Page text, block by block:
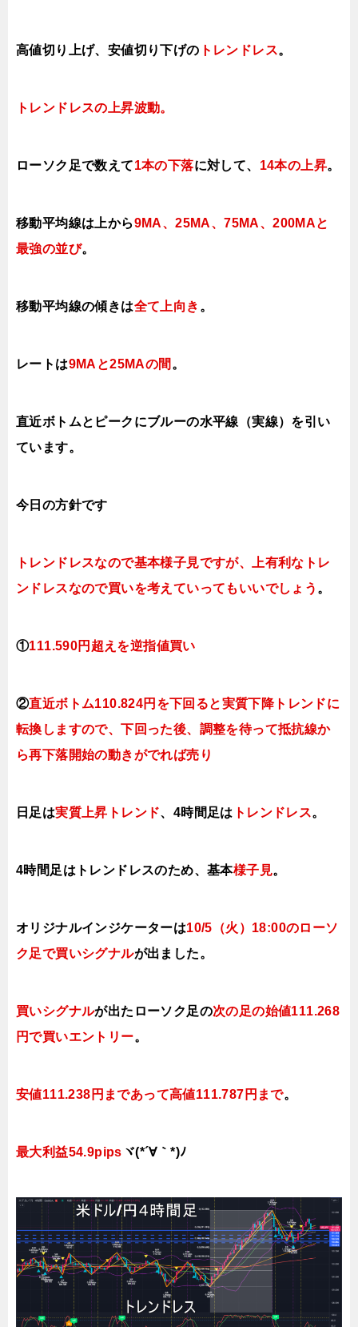
高値切り上げ、安値切り下げの トレンドレス。
トレンドレスの上昇波動。
ローソク足で数えて1本の下落に対して、 14本の上昇。
移動平均線は上から9MA、25MA、75MA、200MAと
最強の並び。
移動平均線の傾きは全て 上向き 。
レートは9MAと25MAの間 。
直近ボトムとピークにブルーの水平線（実線）を引い
ています。
今日 の方針です
トレンドレスなので基本様子見ですが、上有利なトレ
ンドレスなので買いを考えていってもいいでしょう 。
①111.590円超えを逆指値買い
②直近ボトム110.824円を下回ると実質下降トレンドに
転換しますので、下回った後、調整を待って抵抗線か
ら再下落開始の動きがでれば売り
日足は実質上昇トレンド、4時間足は トレンドレス。
4時間足はトレンドレスのため、基本様子見。
オリジナルインジケーターは10/5（火）18:00のローソ
ク足で買いシグナルが出ました。
買いシグナルが出たローソク足の次の足の始値111.268
円で買いエントリー。
安値111.238円まであって高値111.787円まで。
最大利益54.9pips ヾ(*´∀｀*)ﾉ